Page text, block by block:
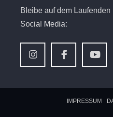
Bleibe auf dem
Social Media:
IMPRESSUM